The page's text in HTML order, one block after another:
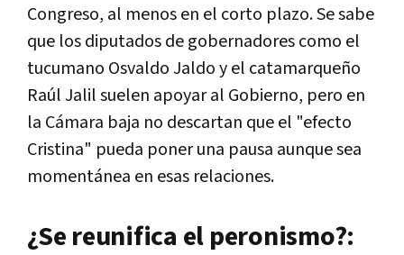
Congreso, al menos en el corto plazo. Se sabe
que los diputados de gobernadores como el
tucumano Osvaldo Jaldo y el catamarqueño
Raúl Jalil suelen apoyar al Gobierno, pero en
la Cámara baja no descartan que el "efecto
Cristina" pueda poner una pausa aunque sea
momentánea en esas relaciones.
¿Se reunifica el peronismo?: